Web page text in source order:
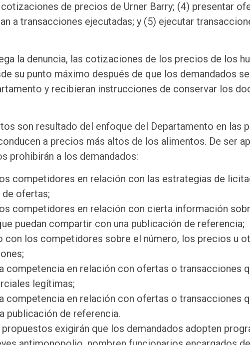
de precios de Urner Barry; (4) presentar
a transacciones ejecutadas; y (5) ejecutar
la denuncia, las cotizaciones de los precios de los
su punto máximo después de que los demandados
y recibieran instrucciones de conservar los
son resultado del enfoque del Departamento en las
a precios más altos de los alimentos. De ser
prohibirán a los demandados:
competidores en relación con las estrategias de
ofertas;
competidores en relación con cierta información
puedan compartir con una publicación de referencia;
con los competidores sobre el número, los precios u
competencia en relación con ofertas o transacciones
legítimas;
competencia en relación con ofertas o transacciones
publicación de referencia.
exigirán que los demandados adopten